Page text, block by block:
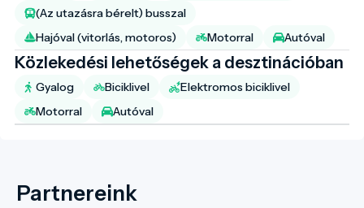
(Az utazásra bérelt) busszal
Hajóval (vitorlás, motoros)
Motorral Autóval
Közlekedési lehetőségek a desztinációban
Gyalog Biciklivel
Elektromos biciklivel
Motorral
Autóval
Partnereink